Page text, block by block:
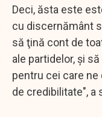
Deci, ăsta este
cu discernământ
să ţină cont de
ale partidelor, şi
pentru cei care ne
de credibilitate", a